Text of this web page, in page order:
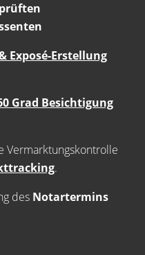
Exposé-Erstellung
Grad Besichtigung
Vermarktungskontrolle
.
des Notartermins